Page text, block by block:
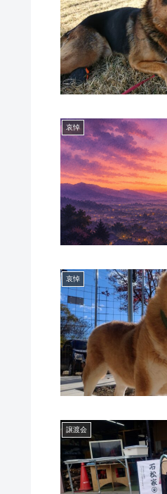
哀悼
哀悼
譲渡会